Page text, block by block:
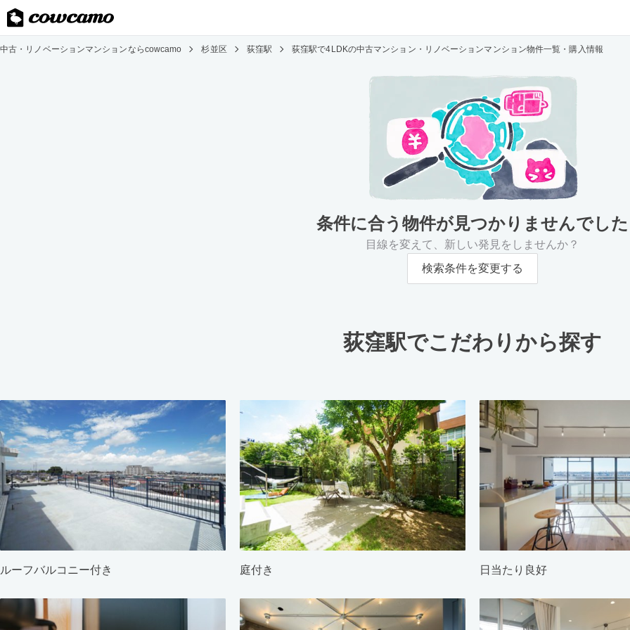
中古・リノベーションマンションならcowcamo 杉並区 荻窪駅 荻窪駅で4LDKの中古マンション・リノベーションマンション物件一覧・購入情報
条件に合う物件が見つかりませんでした
目線を変えて、新しい発見をしませんか？
検索条件を変更する
荻窪駅でこだわりから探す
ルーフバルコニー付き 庭付き 日当たり良好